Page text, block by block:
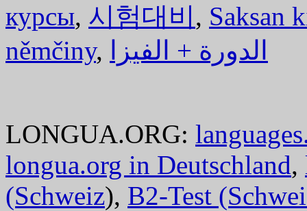
курсы, 시험대비, Saksan
němčiny, الدورة + الفيزا
LONGUA.ORG:
longua.org in Deutschland,
(Schweiz), B2-Test